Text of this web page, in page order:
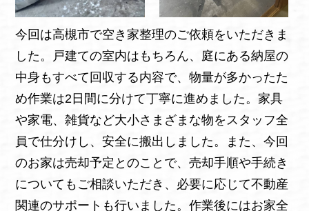
今回は高槻市で空き家整理のご依頼をいただきま
した。戸建ての室内はもちろん、庭にある納屋の
中身もすべて回収する内容で、物量が多かったた
め作業は2日間に分けて丁寧に進めました。家具
や家電、雑貨など大小さまざまな物をスタッフ全
員で仕分けし、安全に搬出しました。また、今回
のお家は売却予定とのことで、売却手順や手続き
についてもご相談いただき、必要に応じて不動産
関連のサポートも行いました。作業後にはお家全